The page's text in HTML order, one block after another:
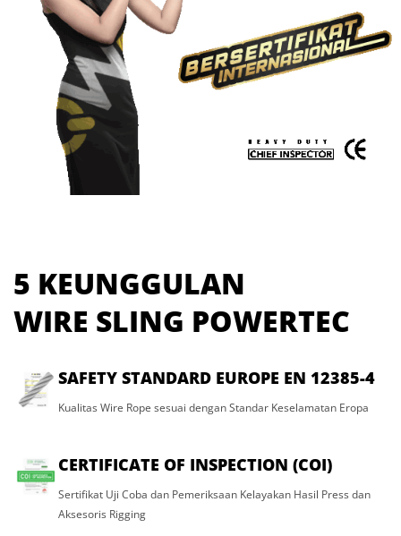
5 KEUNGGULAN
WIRE SLING POWERTEC
SAFETY STANDARD EUROPE EN 12385-4
Kualitas Wire Rope sesuai dengan Standar Keselamatan Eropa
CERTIFICATE OF INSPECTION (COI)
Sertifikat Uji Coba dan Pemeriksaan Kelayakan Hasil Press dan
Aksesoris Rigging